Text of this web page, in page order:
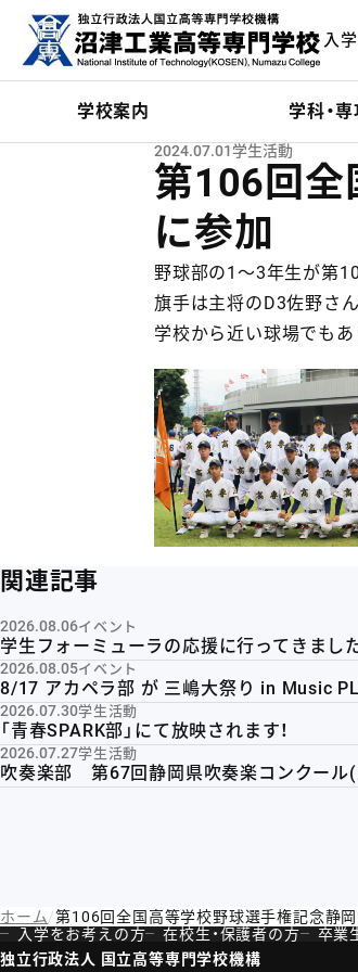
入
学校案内 学科・
第106回全
に参加
2024.07.01学生活動
野球部の1～3年生が第
旗手は主将のD3佐野さ
学校から近い球場でもあ
関連記事
2026.08.06イベント
学生フォーミューラの応援に行ってきました
2026.08.05イベント
8/17 アカペラ部 が 三嶋大祭り in Music
2026.07.30学生活動
「青春SPARK部」にて放映されます！
2026.07.27学生活動
吹奏楽部 第67回静岡県吹奏楽コンクー
ホーム 第106回全国高等学校野球選手権記念静
入学をお考えの方
在校生・保護者の方 卒業
独立行政法人 国立高等専門学校機構